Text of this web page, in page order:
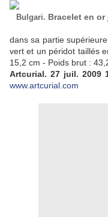
Bulgari. Bracelet en
dans sa partie
vert et un péridot taillés
15,2 cm - Poids brut :
Artcurial. 27 juil. 2009
www.artcurial.com